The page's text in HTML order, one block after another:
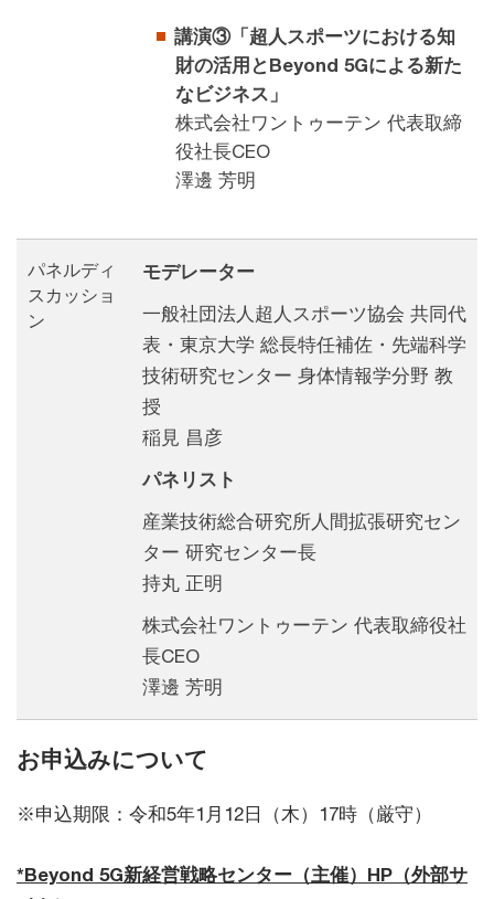
講演③「超人スポーツにおける知
財の活用とBeyond 5Gによる新た
なビジネス」
株式会社ワントゥーテン 代表取締
役社長CEO
澤邊 芳明
パネルディ
スカッショ
ン
モデレーター
一般社団法人超人スポーツ協会 共同代
表・東京大学 総長特任補佐・先端科学
技術研究センター 身体情報学分野 教
授
稲見 昌彦
パネリスト
産業技術総合研究所人間拡張研究セン
ター 研究センター長
持丸 正明
株式会社ワントゥーテン 代表取締役社
長CEO
澤邊 芳明
お申込みについて
※申込期限：令和5年1月12日（木）17時（厳守）
*Beyond 5G新経営戦略センター（主催）HP（外部サ